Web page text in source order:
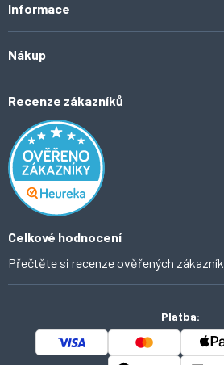
Informace
Tipy do kuchyně
Inspirace a trendy
Domácí vychytávky
O Ahomi
Nákup
Odstoupení od smlouvy
Obchodní podmínky
Ochrana osobních údajů
Recenze zákazníků
Celkové hodnocení
Přečtěte si recenze ověřených
Platba: